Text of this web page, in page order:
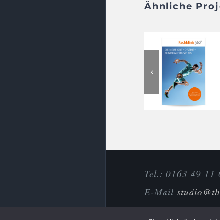
Ähnliche
Tel.: 0163 49 11
E-Mail